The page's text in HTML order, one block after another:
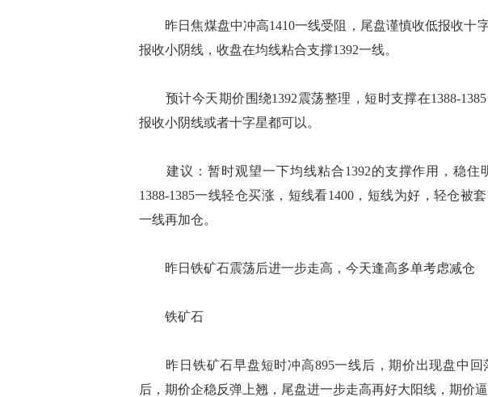
昨日焦煤盘中冲高1410一线受阻，尾盘谨慎收低报收十
报收小阴线，收盘在均线粘合支撑1392一线。
预计今天期价围绕1392震荡整理，短时支撑在1388-1385
报收小阴线或者十字星都可以。
建议：暂时观望一下均线粘合1392的支撑作用，稳住
1388-1385一线轻仓买涨，短线看1400，短线为好，轻仓被
一线再加仓。
昨日铁矿石震荡后进一步走高，今天逢高多单考虑减仓
铁矿石
昨日铁矿石早盘短时冲高895一线后，期价出现盘中回
后，期价企稳反弹上翘，尾盘进一步走高再好大阳线，期价